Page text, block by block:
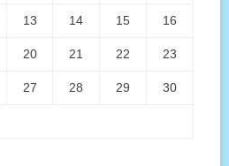
13 14 15 16
20 21 22 23
27 28 29 30